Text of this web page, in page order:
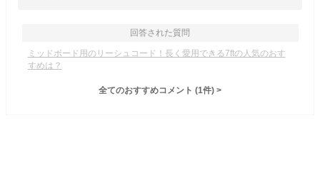
回答された質問
ミッドボード用のリーシュコード！長く愛用できる7ftの人気のおす
すめは？
全てのおすすめコメント (1件) >